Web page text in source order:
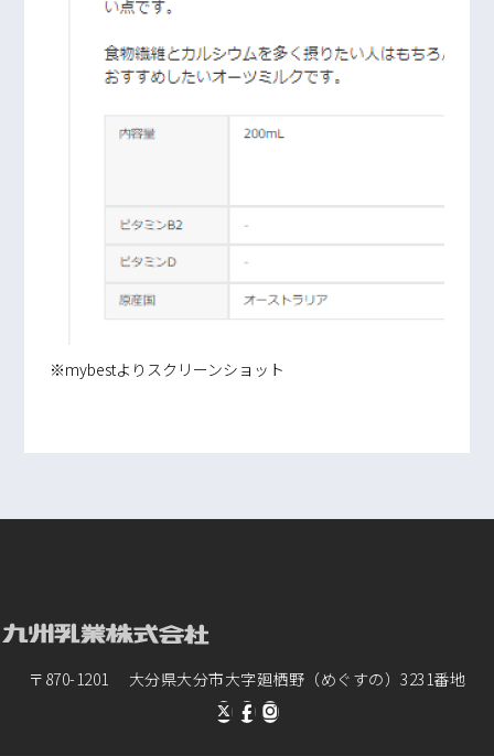
※mybestよりスクリーンショット
〒870-1201 大分県大分市大字廻栖野（めぐすの）3231番地